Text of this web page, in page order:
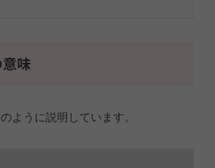
味
ように説明しています。